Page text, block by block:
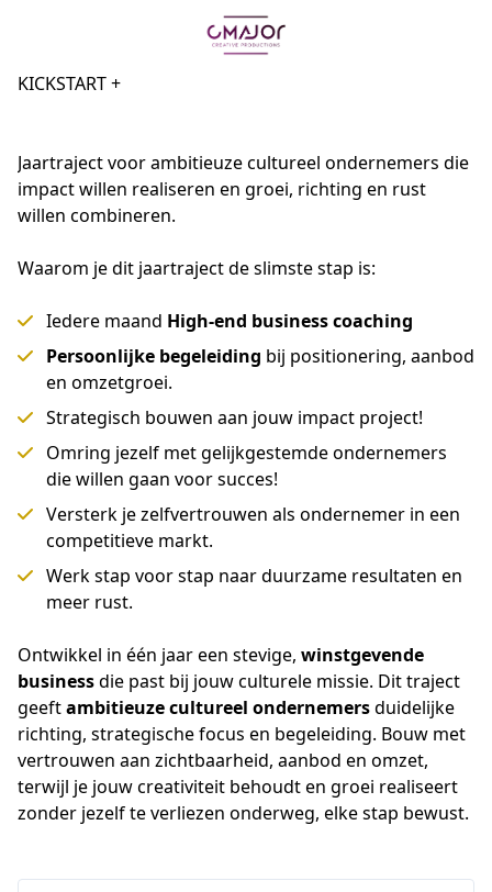
KICKSTART +
Jaartraject voor ambitieuze cultureel ondernemers die
impact willen realiseren en groei, richting en rust
willen combineren.
Waarom je dit jaartraject de slimste stap is:
Iedere maand High-end business coaching
Persoonlijke begeleiding bij positionering, aanbod
en omzetgroei.
Strategisch bouwen aan jouw impact project!
Omring jezelf met gelijkgestemde ondernemers
die willen gaan voor succes!
Versterk je zelfvertrouwen als ondernemer in een
competitieve markt.
Werk stap voor stap naar duurzame resultaten en
meer rust.
Ontwikkel in één jaar een stevige, winstgevende
business die past bij jouw culturele missie. Dit traject
geeft ambitieuze cultureel ondernemers duidelijke
richting, strategische focus en begeleiding. Bouw met
vertrouwen aan zichtbaarheid, aanbod en omzet,
terwijl je jouw creativiteit behoudt en groei realiseert
zonder jezelf te verliezen onderweg, elke stap bewust.